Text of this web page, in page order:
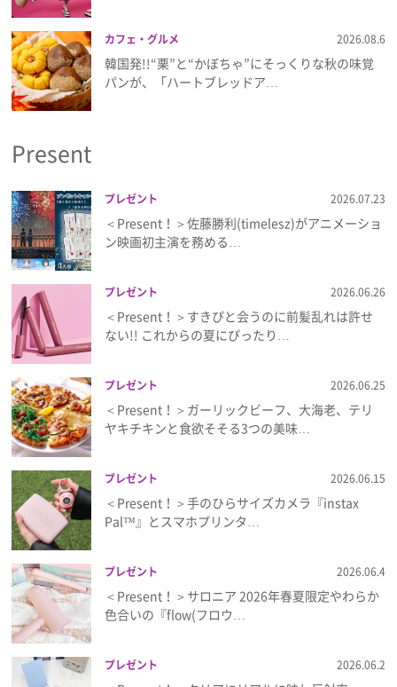
カフェ・グルメ 2026.08.6
韓国発!!“栗”と“かぼちゃ”にそっくりな秋の味覚
パンが、「ハートブレッドア…
Present
プレゼント 2026.07.23
＜Present！＞佐藤勝利(timelesz)がアニメーショ
ン映画初主演を務める…
プレゼント 2026.06.26
＜Present！＞すきぴと会うのに前髪乱れは許せ
ない!! これからの夏にぴったり…
プレゼント 2026.06.25
＜Present！＞ガーリックビーフ、大海老、テリ
ヤキチキンと食欲そそる3つの美味…
プレゼント 2026.06.15
＜Present！＞手のひらサイズカメラ『instax
Pal™』とスマホプリンタ…
プレゼント 2026.06.4
＜Present！＞サロニア 2026年春夏限定やわらか
色合いの『flow(フロウ…
プレゼント 2026.06.2